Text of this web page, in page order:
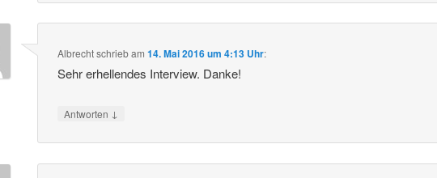
Albrechtschriebam14. Mai 2016 um 4:13 Uhr:
Sehr erhellendes Interview. Danke!
Antworten ↓